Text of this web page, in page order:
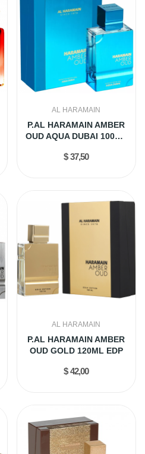
AL HARAMAIN
P.AL HARAMAIN AMBER
OUD AQUA DUBAI 100ML
$ 37,50
AL HARAMAIN
P.AL HARAMAIN AMBER
OUD GOLD 120ML EDP
$ 42,00